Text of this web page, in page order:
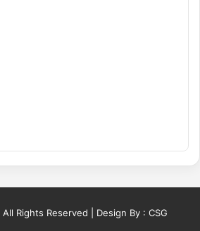
Rights Reserved | Design By : CSG